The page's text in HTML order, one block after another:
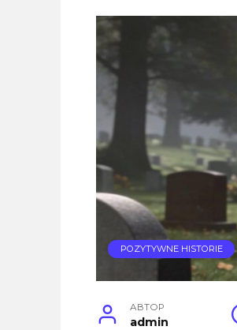
POZYTYWNE HISTORIE
АВТОР
admin